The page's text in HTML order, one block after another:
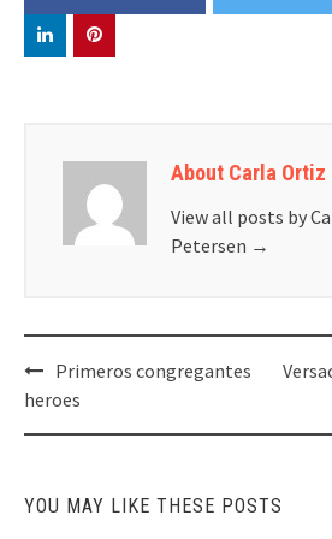
About Carla Ortiz
View all posts by
Petersen →
Post
navigation
Primeros congregantes
heroes
YOU MAY LIKE THESE POSTS